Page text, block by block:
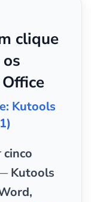
clique
Kutools
cinco
Kutools